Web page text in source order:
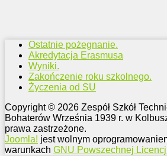
Ostatnie pożegnanie.
Akredytacja Erasmusa
Wyniki.
Zakończenie roku szkolnego.
Życzenia od SU
Copyright © 2026 Zespół Szkół
Bohaterów Września 1939 r. w
prawa zastrzeżone.
Joomla! jest wolnym
warunkach GNU Powszechnej